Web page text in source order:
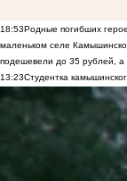
18:53Родные погибших
маленьком селе
подешевели до 35 рублей, а
13:23Студентка